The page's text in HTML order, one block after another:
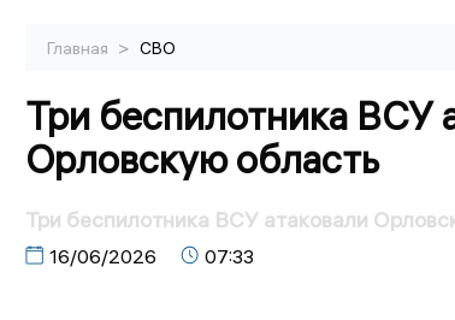
Главная > СВО
Три беспилотника ВСУ
Орловскую область
Три беспилотника ВСУ атаковали
16/06/2026 07:33